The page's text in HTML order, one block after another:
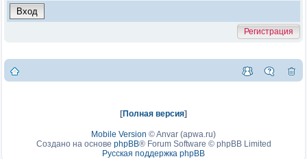
Регистрация
[Полная версия]
Mobile Version ©Anvar (apwa.ru)
Создано на основе phpBB® Forum Software © phpBB Limited
Русская поддержка phpBB